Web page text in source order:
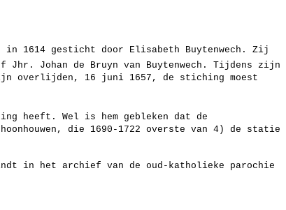
in 1614 gesticht door Elisabeth Buytenwech. Zij
Johan de Bruyn van Buytenwech. Tijdens zijn
overlijden, 16 juni 1657, de stiching moest
heeft. Wel is hem gebleken dat de
die 1690-1722 overste van 4) de statie
in het archief van de oud-katholieke parochie